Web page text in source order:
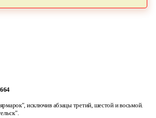
исключив абзацы третий, шестой и восьмой.